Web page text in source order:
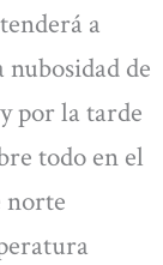
a
de
por la tarde
todo en el
norte